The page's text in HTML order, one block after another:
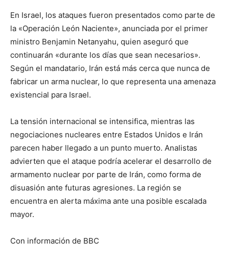
En Israel, los ataques fueron presentados como parte de
la «Operación León Naciente», anunciada por el primer
ministro Benjamin Netanyahu, quien aseguró que
continuarán «durante los días que sean necesarios».
Según el mandatario, Irán está más cerca que nunca de
fabricar un arma nuclear, lo que representa una amenaza
existencial para Israel.
La tensión internacional se intensifica, mientras las
negociaciones nucleares entre Estados Unidos e Irán
parecen haber llegado a un punto muerto. Analistas
advierten que el ataque podría acelerar el desarrollo de
armamento nuclear por parte de Irán, como forma de
disuasión ante futuras agresiones. La región se
encuentra en alerta máxima ante una posible escalada
mayor.
Con información de BBC